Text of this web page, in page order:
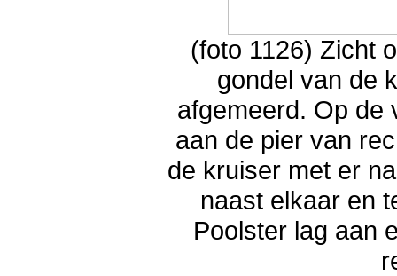
(foto 1126) Zicht
gondel van de
afgemeerd. Op de
aan de pier van
de kruiser met er
naast elkaar en
Poolster lag aan